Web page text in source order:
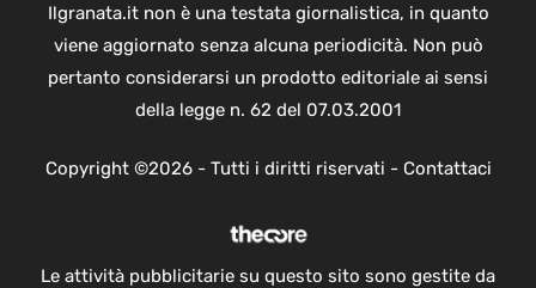
Ilgranata.it non è una testata giornalistica, in quanto
viene aggiornato senza alcuna periodicità. Non può
pertanto considerarsi un prodotto editoriale ai sensi
della legge n. 62 del 07.03.2001
Copyright ©2026 - Tutti i diritti riservati - Contattaci
Le attività pubblicitarie su questo sito sono gestite da